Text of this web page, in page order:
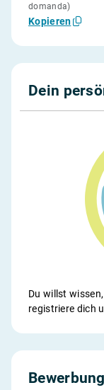
domanda)
Kopieren
Dein
Du willst
registriere dich